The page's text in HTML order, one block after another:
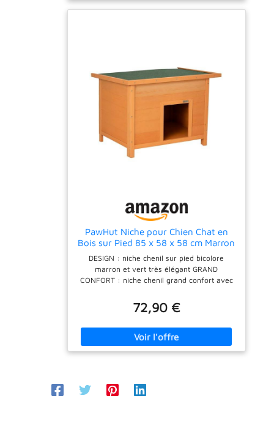
PawHut Niche pour Chien Chat en
Bois sur Pied 85 x 58 x 58 cm Marron
Vert
DESIGN : niche chenil sur pied bicolore
marron et vert très élégant GRAND
CONFORT : niche chenil grand confort avec
de votre chien CONCEPTION DE QUALITÉ :
niche sur pied avec toit ouvrant pente bitûmé
UTILISATION EXTÉRIEURE ET INTÉRIEURE
POSSIBLE IDÉAL EN ÉTÉ COMME EN HIVER :
72,90 €